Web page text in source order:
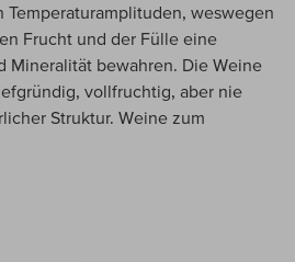
Temperaturamplituden, weswegen
Frucht und der Fülle eine
Mineralität bewahren. Die Weine
vollfruchtig, aber nie
Struktur. Weine zum